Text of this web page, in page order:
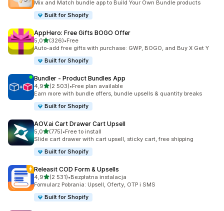
Mix and Match bundle app to Build Your Own Bundle products
Built for Shopify
AppHero: Free Gifts BOGO Offer
5,0na 5 gwiazdek
(326)
Łączna liczba recenzji: 326
•Free
Auto-add free gifts with purchase: GWP, BOGO, and Buy X Get Y
Built for Shopify
Bundler ‑ Product Bundles App
4,9na 5 gwiazdek
(2 503)
Łączna liczba recenzji: 2503
•Free plan available
Earn more with bundle offers, bundle upsells & quantity breaks
Built for Shopify
AOV.ai Cart Drawer Cart Upsell
5,0na 5 gwiazdek
(775)
Łączna liczba recenzji: 775
•Free to install
Slide cart drawer with cart upsell, sticky cart, free shipping
Built for Shopify
Releasit COD Form & Upsells
4,9na 5 gwiazdek
(2 531)
Łączna liczba recenzji: 2531
•Bezpłatna instalacja
Formularz Pobrania: Upsell, Oferty, OTP i SMS
Built for Shopify